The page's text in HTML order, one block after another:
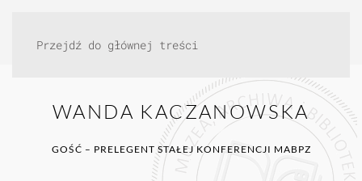
Przejdź do głównej treści
WANDA KACZANOWSKA
GOŚĆ – PRELEGENT STAŁEJ KONFERENCJI MABPZ